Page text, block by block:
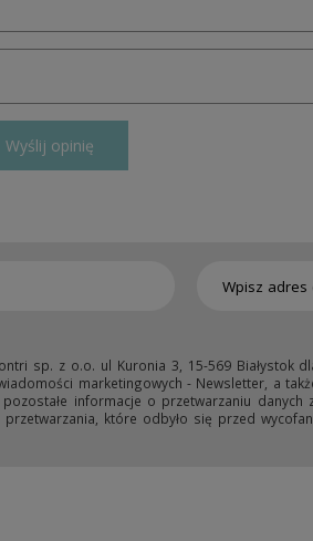
Wyślij opinię
sp. z o.o. ul Kuronia 3, 15-569 Białystok
marketingowych - Newsletter, a
informacje o przetwarzaniu danych
które odbyło się przed